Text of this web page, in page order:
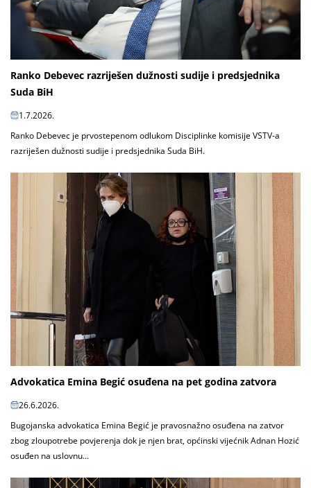
Ranko Debevec razriješen dužnosti sudije i predsjednika
Suda BiH
1.7.2026.
Ranko Debevec je prvostepenom odlukom Disciplinke komisije VSTV-a
razriješen dužnosti sudije i predsjednika Suda BiH.
Advokatica Emina Begić osuđena na pet godina zatvora
26.6.2026.
Bugojanska advokatica Emina Begić je pravosnažno osuđena na zatvor
zbog zloupotrebe povjerenja dok je njen brat, općinski vijećnik Adnan Hozić
osuđen na uslovnu...